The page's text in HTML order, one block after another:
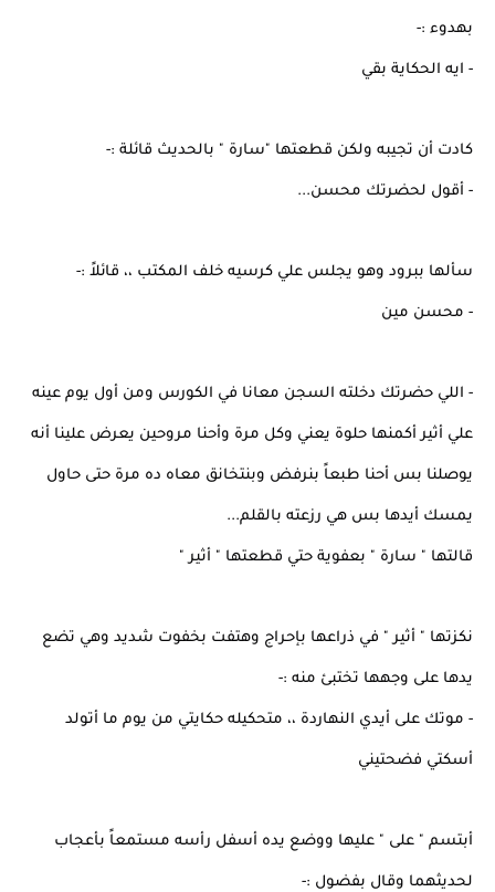
بهدوء :-
- ايه الحكاية بقي
كادت أن تجيبه ولكن قطعتها "سارة " بالحديث قائلة :-
- أقول لحضرتك محسن...
سألها ببرود وهو يجلس علي كرسيه خلف المكتب ،، قائلاً :-
- محسن مين
- اللي حضرتك دخلته السجن معانا في الكورس ومن أول يوم عينه
علي أثير أكمنها حلوة يعني وكل مرة وأحنا مروحين يعرض علينا أنه
يوصلنا بس أحنا طبعاً بنرفض وبنتخانق معاه ده مرة حتى حاول
يمسك أيدها بس هي رزعته بالقلم...
قالتها " سارة " بعفوية حتي قطعتها " أثير "
نكزتها " أثير " في ذراعها بإحراج وهتفت بخفوت شديد وهي تضع
يدها على وجهها تختبئ منه :-
- موتك على أيدي النهاردة ،، متحكيله حكايتي من يوم ما أتولد
أسكتي فضحتيني
أبتسم " على " عليها ووضع يده أسفل رأسه مستمعاً بأعجاب
لحديثهما وقال بفضول :-